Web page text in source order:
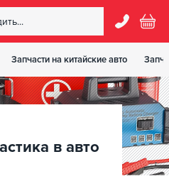
Запчасти на китайские авто
в авто